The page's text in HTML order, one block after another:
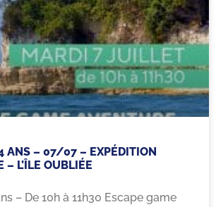
ANS – 07/07 – EXPÉDITION
– L’ÎLE OUBLIÉE
– De 10h à 11h30 Escape game